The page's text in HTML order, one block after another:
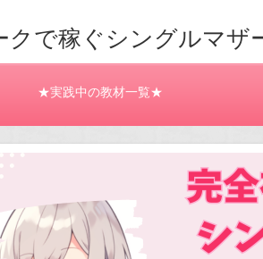
クで稼ぐシングルマザ
★実践中の教材一覧★